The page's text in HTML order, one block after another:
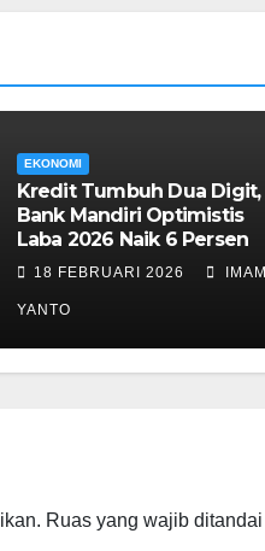
EKONOMI
Kredit Tumbuh Dua Digit,
Bank Mandiri Optimistis
Laba 2026 Naik 6 Persen
18 FEBRUARI 2026 IMAM
YANTO
Ruas yang wajib ditandai